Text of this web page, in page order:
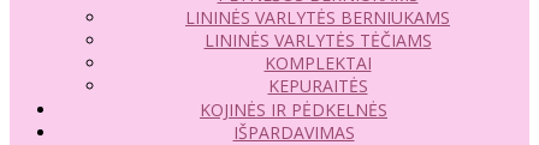
LININĖS VARLYTĖS BERNIUKAMS
LININĖS VARLYTĖS TĖČIAMS
KOMPLEKTAI
KEPURAITĖS
KOJINĖS IR PĖDKELNĖS
IŠPARDAVIMAS